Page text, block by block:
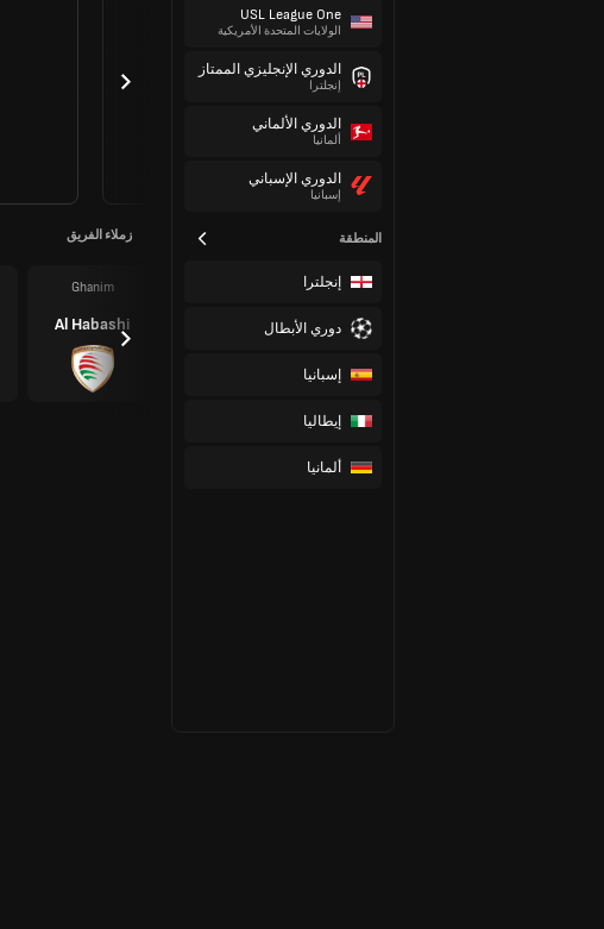
USL League One
الولايات المتحدة الأمريكية
الدوري الإنجليزي الممتاز
إنجلترا
الدوري الألماني
ألمانيا
الدوري الإسباني
إسبانيا
المنطقة
إنجلترا
دوري الأبطال
إسبانيا
إيطاليا
ألمانيا
زملاء الفريق
البريكي
Al Khamisi
Ghanim
Al Habashi